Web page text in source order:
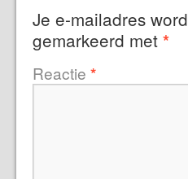
Je e-mailadres
gemarkeerd met *
Reactie *